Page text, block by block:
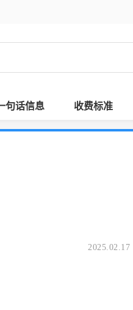
句话信息 收费标准
2025.02.17